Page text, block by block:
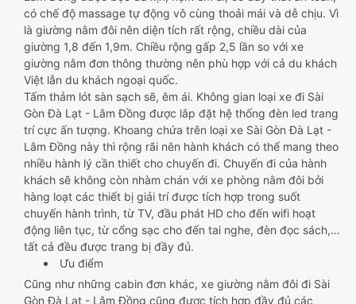
có chế độ massage tự động vô cùng thoải mái và dễ chịu. Vì
là giường nằm đôi nên diện tích rất rộng, chiều dài của
giường 1,8 đến 1,9m. Chiều rộng gấp 2,5 lần so với xe
giường nằm đơn thông thường nên phù hợp với cả du khách
Việt lẫn du khách ngoại quốc.
Tấm thảm lót sàn sạch sẽ, êm ái. Không gian loại xe đi Sài
Gòn Đà Lạt - Lâm Đồng được lắp đặt hệ thống đèn led trang
trí cực ấn tượng. Khoang chứa trên loại xe Sài Gòn Đà Lạt -
Lâm Đồng này thì rộng rãi nên hành khách có thể mang theo
nhiều hành lý cần thiết cho chuyến đi. Chuyến đi của hành
khách sẽ không còn nhàm chán với xe phòng nằm đôi bởi
hàng loạt các thiết bị giải trí được tích hợp trong suốt
chuyến hành trình, từ TV, đầu phát HD cho đến wifi hoạt
động liên tục, từ cổng sạc cho đến tai nghe, đèn đọc sách,…
tất cả đều được trang bị đầy đủ.
Ưu điểm
Cũng như những cabin đơn khác, xe giường nằm đôi đi Sài
Gòn Đà Lạt - Lâm Đồng cũng được tích hợp đầy đủ các